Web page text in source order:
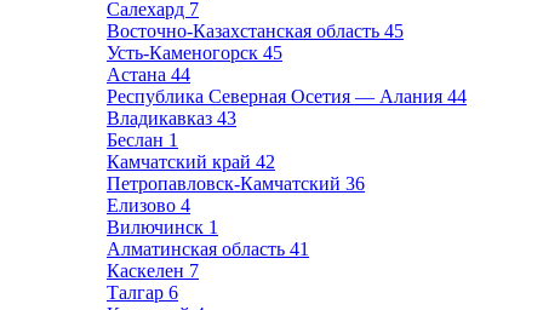
Салехард 7
Восточно-Казахстанская область 45
Усть-Каменогорск 45
Астана 44
Республика Северная Осетия — Алания 44
Владикавказ 43
Беслан 1
Камчатский край 42
Петропавловск-Камчатский 36
Елизово 4
Вилючинск 1
Алматинская область 41
Каскелен 7
Талгар 6